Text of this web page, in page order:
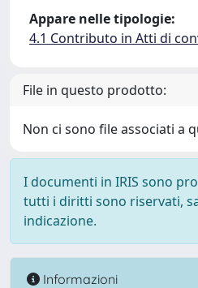
Appare nelle tipologie:
4.1 Contributo in Atti di
File in questo prodotto:
Non ci sono file associati a
I documenti in IRIS sono
tutti i diritti sono riservati,
indicazione.
Informazioni